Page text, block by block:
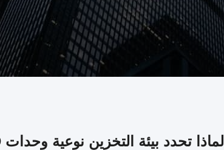
لماذا تحدد بيئة التخزين نوعية وحدات LCD؟